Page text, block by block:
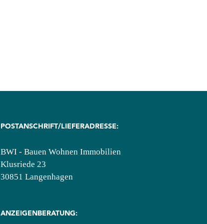
POSTANSCHRIFT/LIEFERADRESSE:
BWI - Bauen Wohnen Immobilien
Klusriede 23
30851 Langenhagen
ANZEIGENBERATUNG: